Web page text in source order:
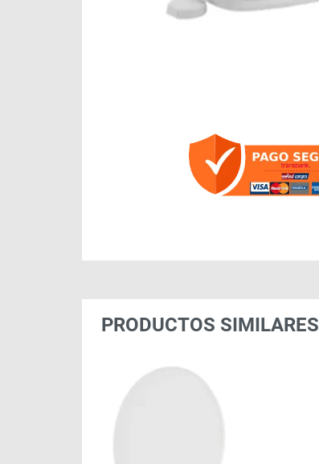
PRODUCTOS SIMILARES